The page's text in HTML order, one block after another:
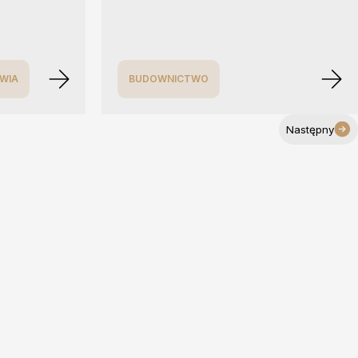
BUDOWNICTWO
Następny